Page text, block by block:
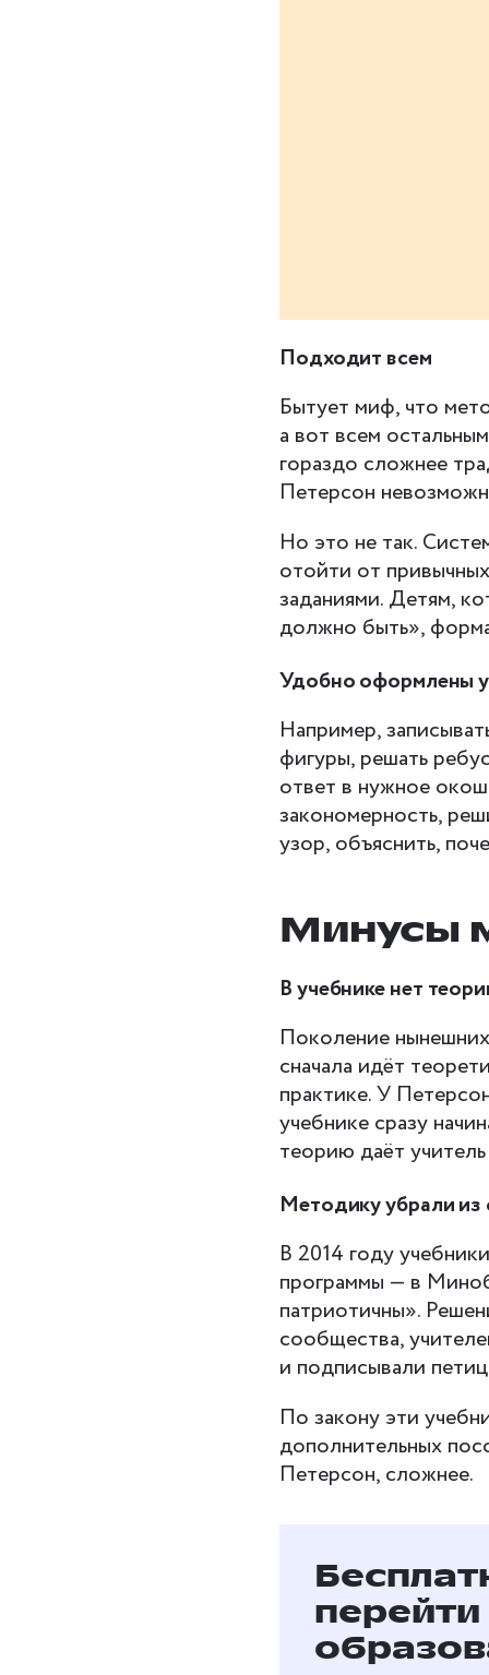
Подходит всем
Бытует миф, что
а вот всем
гораздо сложнее
Петерсон
Но это не так.
отойти от
заданиями. Детям,
должно быть»,
Удобно оформлены
Например,
фигуры, решать
ответ в нужное
закономерность,
узор, объяснить,
Минусы
В учебнике нет
Поколение
сначала идёт
практике. У
учебнике сразу
теорию даёт
Методику убрали
В 2014 году
программы — в
патриотичны».
сообщества,
и подписывали
По закону эти
дополнительных
Петерсон, сложнее.